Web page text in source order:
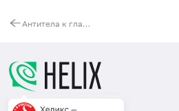
Антитела к главному белку наружной мембраны МОМР и мембраноассоциированному плазмидному белку Pgp3 Chlamydia trachomatis, IgG